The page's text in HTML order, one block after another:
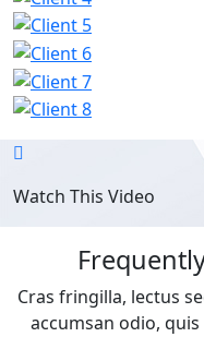
Watch This Video
Cras fringilla, lectus
accumsan odio,